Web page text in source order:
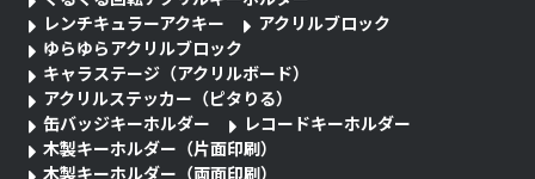
レンチキュラーアクキー
アクリルブロック
ゆらゆらアクリルブロック
キャラステージ（アクリルボード）
アクリルステッカー（ピタりる）
缶バッジキーホルダー
レコードキーホルダー
木製キーホルダー（片面印刷）
木製キーホルダー（両面印刷）